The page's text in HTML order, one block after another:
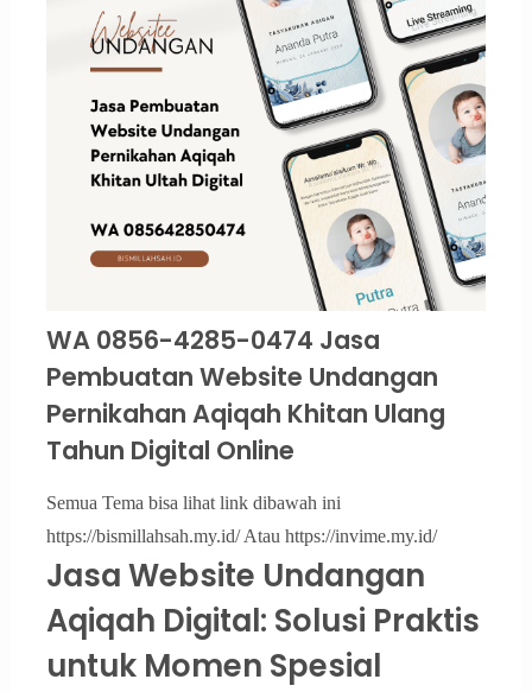
WA 0856-4285-0474 Jasa
Pembuatan Website Undangan
Pernikahan Aqiqah Khitan Ulang
Tahun Digital Online
Semua Tema bisa lihat link dibawah ini
https://bismillahsah.my.id/ Atau https://invime.my.id/
Jasa Website Undangan
Aqiqah Digital: Solusi Praktis
untuk Momen Spesial